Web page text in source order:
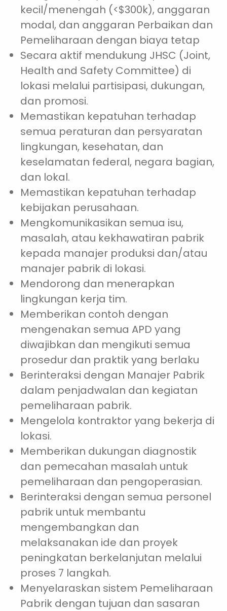
kecil/menengah (<$300k), anggaran
modal, dan anggaran Perbaikan dan
Pemeliharaan dengan biaya tetap
Secara aktif mendukung JHSC (Joint,
Health and Safety Committee) di
lokasi melalui partisipasi, dukungan,
dan promosi.
Memastikan kepatuhan terhadap
semua peraturan dan persyaratan
lingkungan, kesehatan, dan
keselamatan federal, negara bagian,
dan lokal.
Memastikan kepatuhan terhadap
kebijakan perusahaan.
Mengkomunikasikan semua isu,
masalah, atau kekhawatiran pabrik
kepada manajer produksi dan/atau
manajer pabrik di lokasi.
Mendorong dan menerapkan
lingkungan kerja tim.
Memberikan contoh dengan
mengenakan semua APD yang
diwajibkan dan mengikuti semua
prosedur dan praktik yang berlaku
Berinteraksi dengan Manajer Pabrik
dalam penjadwalan dan kegiatan
pemeliharaan pabrik.
Mengelola kontraktor yang bekerja di
lokasi.
Memberikan dukungan diagnostik
dan pemecahan masalah untuk
pemeliharaan dan pengoperasian.
Berinteraksi dengan semua personel
pabrik untuk membantu
mengembangkan dan
melaksanakan ide dan proyek
peningkatan berkelanjutan melalui
proses 7 langkah.
Menyelaraskan sistem Pemeliharaan
Pabrik dengan tujuan dan sasaran